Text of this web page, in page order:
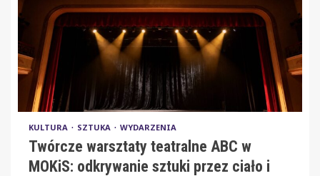
KULTURA SZTUKA WYDARZENIA
Twórcze warsztaty teatralne ABC w
MOKiS: odkrywanie sztuki przez ciało i